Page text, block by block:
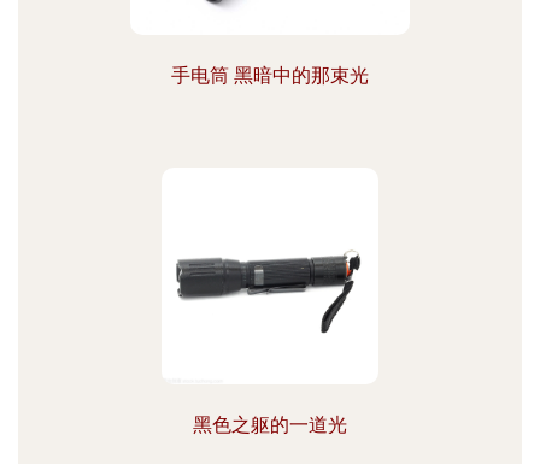
手电筒 黑暗中的那束光
黑色之躯的一道光